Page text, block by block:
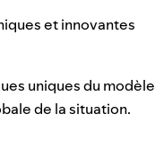
et innovantes
uniques du modèle
de la situation.